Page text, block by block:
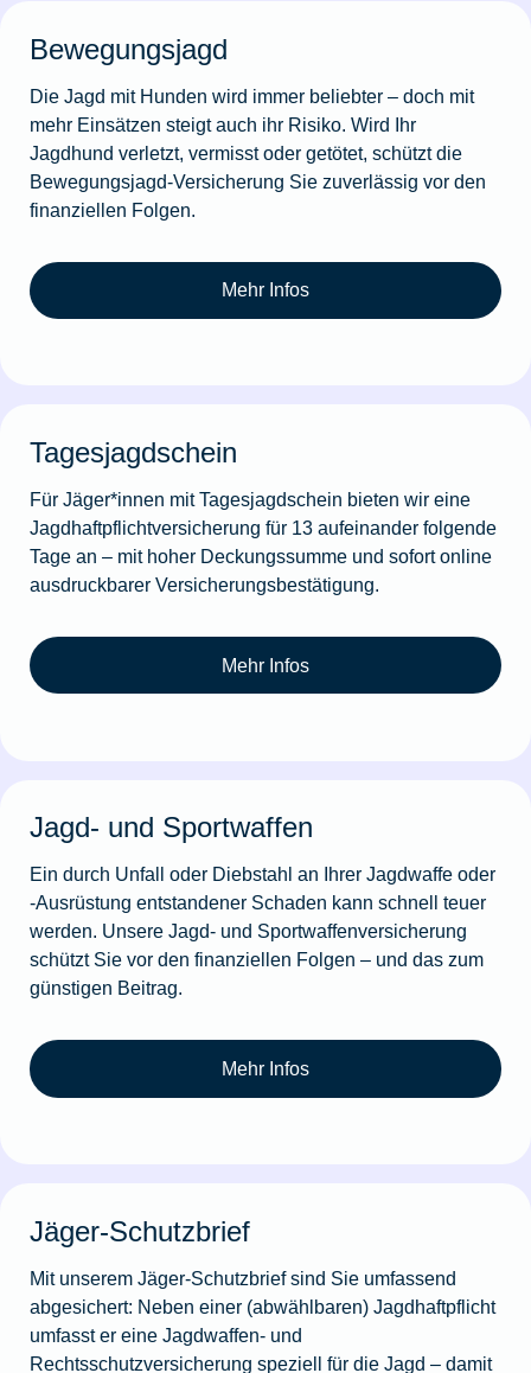
Bewegungsjagd
Die Jagd mit Hunden wird immer beliebter – doch mit
mehr Einsätzen steigt auch ihr Risiko. Wird Ihr
Jagdhund verletzt, vermisst oder getötet, schützt die
Bewegungsjagd-Versicherung Sie zuverlässig vor den
finanziellen Folgen.
Mehr Infos
Tagesjagdschein
Für Jäger*innen mit Tagesjagdschein bieten wir eine
Jagdhaftpflichtversicherung für 13 aufeinander folgende
Tage an – mit hoher Deckungssumme und sofort online
ausdruckbarer Versicherungsbestätigung.
Mehr Infos
Jagd- und Sportwaffen
Ein durch Unfall oder Diebstahl an Ihrer Jagdwaffe oder
-Ausrüstung entstandener Schaden kann schnell teuer
werden. Unsere Jagd- und Sportwaffenversicherung
schützt Sie vor den finanziellen Folgen – und das zum
günstigen Beitrag.
Mehr Infos
Jäger-Schutzbrief
Mit unserem Jäger-Schutzbrief sind Sie umfassend
abgesichert: Neben einer (abwählbaren) Jagdhaftpflicht
umfasst er eine Jagdwaffen- und
Rechtsschutzversicherung speziell für die Jagd – damit